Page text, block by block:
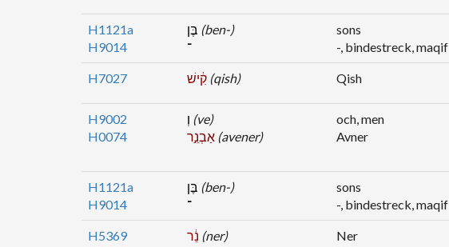
H1121a
H9014
(ben-)
־
sons
-, bindestreck, maqif
H7027 (qish) Qish
H9002
H0074
(ve)
(avener)
och, men
Avner
H1121a
H9014
(ben-)
־
sons
-, bindestreck, maqif
H5369 (ner) Ner